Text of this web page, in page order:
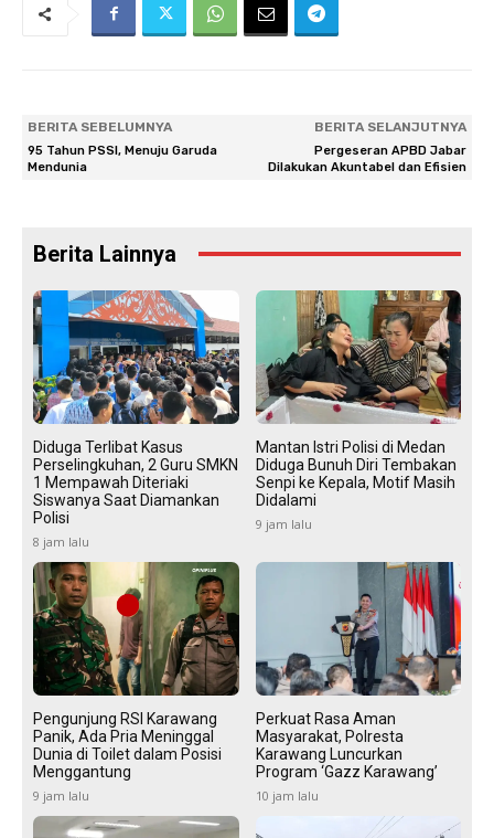
BERITA SEBELUMNYA
95 Tahun PSSI, Menuju Garuda
Mendunia
BERITA SELANJUTNYA
Pergeseran APBD Jabar
Dilakukan Akuntabel dan Efisien
Berita Lainnya
Diduga Terlibat Kasus
Perselingkuhan, 2 Guru SMKN
1 Mempawah Diteriaki
Siswanya Saat Diamankan
Polisi
8 jam lalu
Mantan Istri Polisi di Medan
Diduga Bunuh Diri Tembakan
Senpi ke Kepala, Motif Masih
Didalami
9 jam lalu
Pengunjung RSI Karawang
Panik, Ada Pria Meninggal
Dunia di Toilet dalam Posisi
Menggantung
9 jam lalu
Perkuat Rasa Aman
Masyarakat, Polresta
Karawang Luncurkan
Program ‘Gazz Karawang’
10 jam lalu